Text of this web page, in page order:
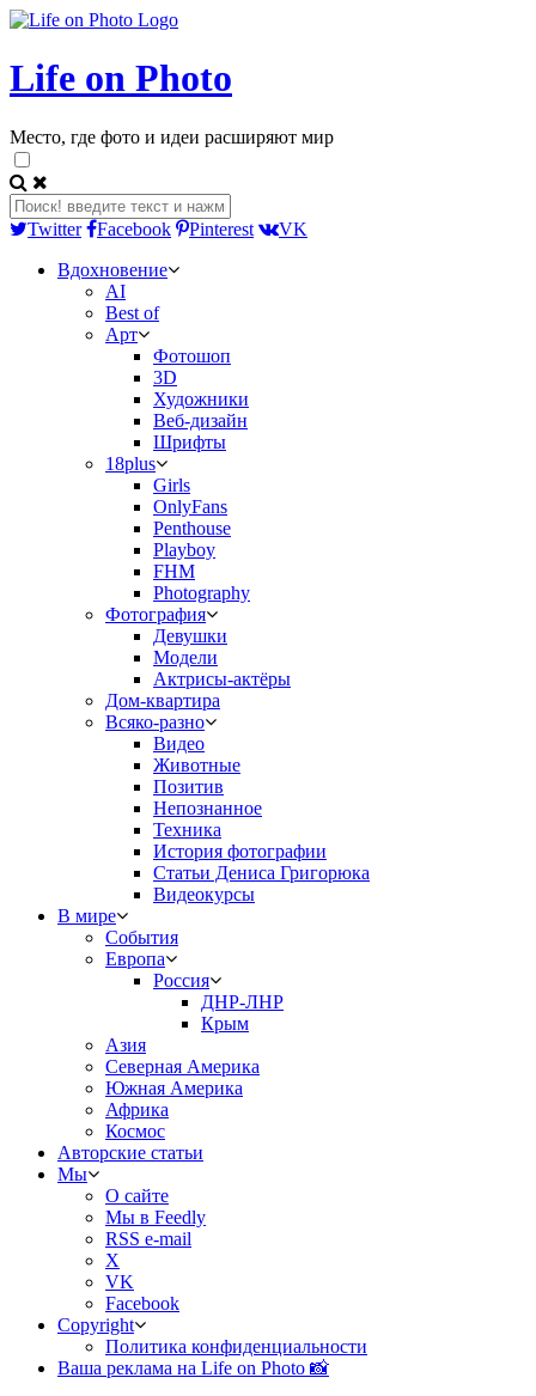
Life on Photo
Место, где фото и идеи расширяют мир
Twitter Facebook Pinterest
VK
Вдохновение
AI
Best of
Арт
Фотошоп
3D
Художники
Веб-дизайн
Шрифты
18plus
Girls
OnlyFans
Penthouse
Playboy
FHM
Photography
Фотография
Девушки
Модели
Актрисы-актёры
Дом-квартира
Всяко-разно
Видео
Животные
Позитив
Непознанное
Техника
История фотографии
Статьи Дениса Григорюка
Видеокурсы
В мире
События
Европа
Россия
ДНР-ЛНР
Крым
Азия
Северная Америка
Южная Америка
Африка
Космос
Авторские статьи
Мы
О сайте
Мы в Feedly
RSS e-mail
X
VK
Facebook
Copyright
Политика конфиденциальности
Ваша реклама на Life on Photo 📸